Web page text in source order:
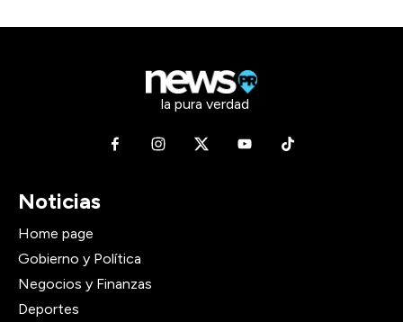
la pura verdad
Noticias
Home page
Gobierno y Política
Negocios y Finanzas
Deportes